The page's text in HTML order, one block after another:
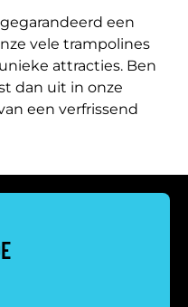
een
vele trampolines
attracties. Ben
dan uit in onze
een verfrissend